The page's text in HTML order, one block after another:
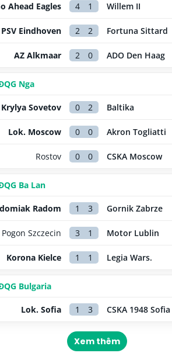
Ahead Eagles 4 1 Willem II
PSV Eindhoven 2 2 Fortuna Sittard
AZ Alkmaar 2 0 ADO Den Haag
Nga
Krylya Sovetov 0 2 Baltika
Lok. Moscow 0 0 Akron Togliatti
Rostov 0 0 CSKA Moscow
Ba Lan
Radom 1 3 Gornik Zabrze
Pogon Szczecin 3 1 Motor Lublin
Korona Kielce 1 1 Legia Wars.
Bulgaria
Lok. Sofia 1 3 CSKA 1948 Sofia
Xem thêm